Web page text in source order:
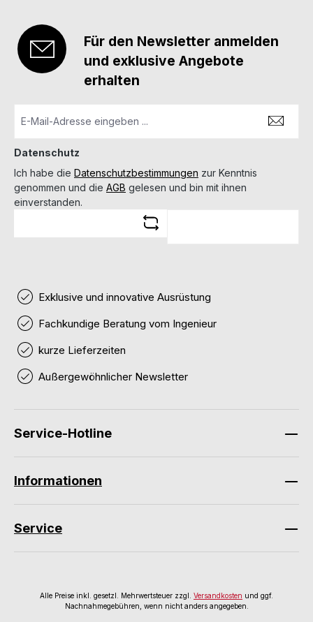
Für den Newsletter anmelden
und exklusive Angebote
erhalten
Datenschutz
Ich habe die Datenschutzbestimmungen zur Kenntnis
genommen und die AGB gelesen und bin mit ihnen
einverstanden.
Exklusive und innovative Ausrüstung
Fachkundige Beratung vom Ingenieur
kurze Lieferzeiten
Außergewöhnlicher Newsletter
Service-Hotline
Informationen
Service
Alle Preise inkl. gesetzl. Mehrwertsteuer zzgl. Versandkosten und ggf.
Nachnahmegebühren, wenn nicht anders angegeben.